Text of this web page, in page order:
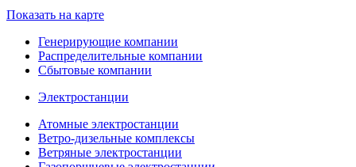
Показать на карте
Генерирующие компании
Распределительные компании
Сбытовые компании
Электростанции
Атомные электростанции
Ветро-дизельные комплексы
Ветряные электростанции